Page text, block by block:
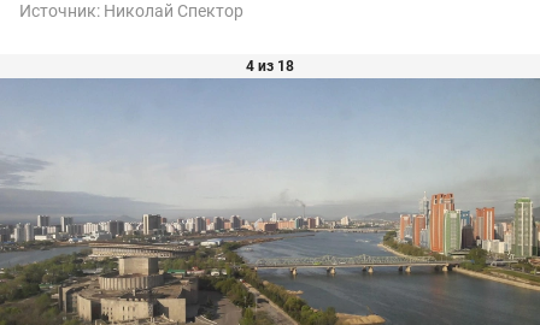
Источник: Николай Спектор
4 из 18